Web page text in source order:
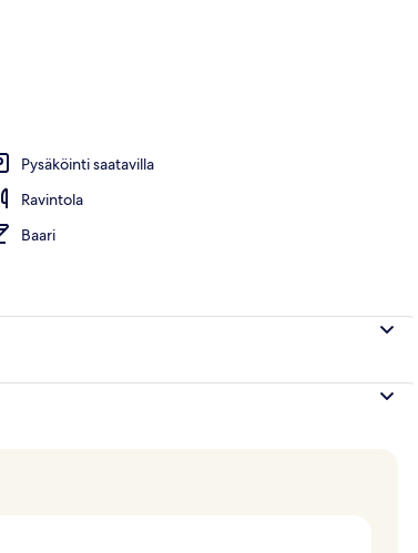
Pysäköinti saatavilla
Ravintola
Baari